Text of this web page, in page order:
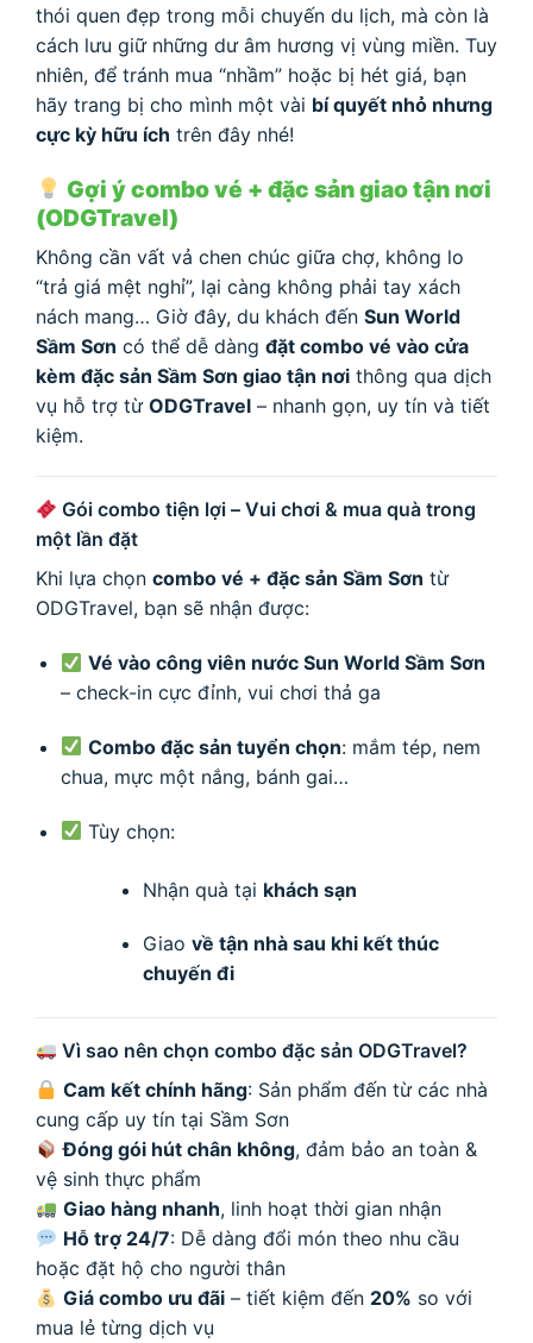
thói quen đẹp trong mỗi chuyến du lịch, mà còn là
cách lưu giữ những dư âm hương vị vùng miền. Tuy
nhiên, để tránh mua “nhầm” hoặc bị hét giá, bạn
hãy trang bị cho mình một vài bí quyết nhỏ nhưng
cực kỳ hữu ích trên đây nhé!
Gợi ý combo vé + đặc sản giao tận nơi
(ODGTravel)
Không cần vất vả chen chúc giữa chợ, không lo
“trả giá mệt nghỉ”, lại càng không phải tay xách
nách mang… Giờ đây, du khách đến Sun World
Sầm Sơn có thể dễ dàng đặt combo vé vào cửa
kèm đặc sản Sầm Sơn giao tận nơi thông qua dịch
vụ hỗ trợ từ ODGTravel – nhanh gọn, uy tín và tiết
kiệm.
Gói combo tiện lợi – Vui chơi & mua quà trong
một lần đặt
Khi lựa chọn combo vé + đặc sản Sầm Sơn từ
ODGTravel, bạn sẽ nhận được:
Vé vào công viên nước Sun World Sầm Sơn
– check-in cực đỉnh, vui chơi thả ga
Combo đặc sản tuyển chọn: mắm tép, nem
chua, mực một nắng, bánh gai…
Tùy chọn:
Nhận quà tại khách sạn
Giao về tận nhà sau khi kết thúc
chuyến đi
Vì sao nên chọn combo đặc sản ODGTravel?
Cam kết chính hãng: Sản phẩm đến từ các nhà
cung cấp uy tín tại Sầm Sơn
Đóng gói hút chân không, đảm bảo an toàn &
vệ sinh thực phẩm
Giao hàng nhanh, linh hoạt thời gian nhận
Hỗ trợ 24/7: Dễ dàng đổi món theo nhu cầu
hoặc đặt hộ cho người thân
Giá combo ưu đãi – tiết kiệm đến 20% so với
mua lẻ từng dịch vụ